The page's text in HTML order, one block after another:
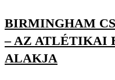
BIRMINGHAM
– AZ ATLÉTIKAI
ALAKJA